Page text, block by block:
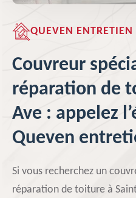
QUEVEN ENTRETIEN
Couvreur
réparation de
Ave : appelez
Queven
Si vous recherchez un
réparation de toiture à